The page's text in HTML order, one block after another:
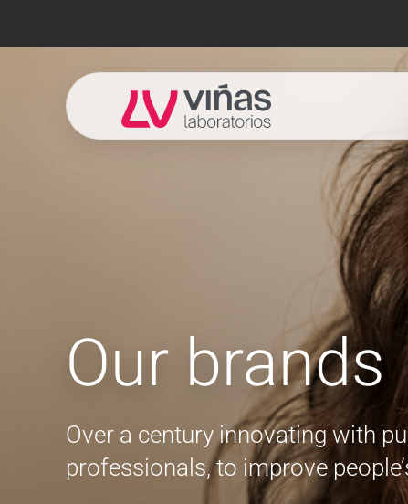
Laboratorios Viñas
Our brands
Over a century innovating with
professionals, to improve